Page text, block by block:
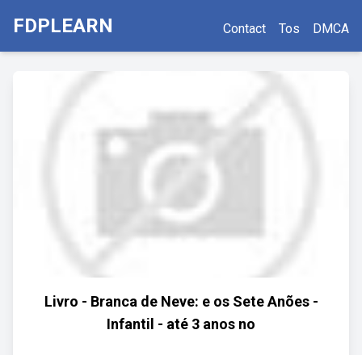
FDPLEARN Contact Tos DMCA
Livro - Branca de Neve: e os Sete Anões -
Infantil - até 3 anos no